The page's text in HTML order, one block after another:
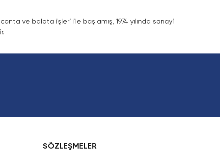
ve balata işleri ile başlamış, 1974 yılında sanayi
SÖZLEŞMELER